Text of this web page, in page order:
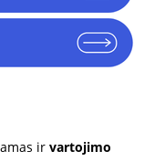
ir vartojimo